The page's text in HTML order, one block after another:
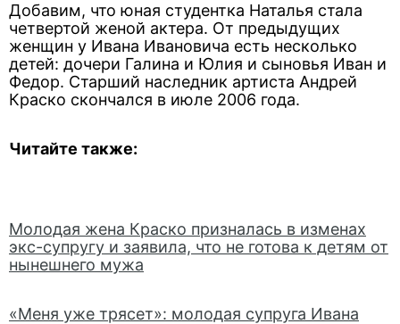
Добавим, что юная студентка Наталья стала
четвертой женой актера. От предыдущих
женщин у Ивана Ивановича есть несколько
детей: дочери Галина и Юлия и сыновья Иван и
Федор. Старший наследник артиста Андрей
Краско скончался в июле 2006 года.
Читайте также:
Молодая жена Краско призналась в изменах
экс-супругу и заявила, что не готова к детям от
нынешнего мужа
«Меня уже трясет»: молодая супруга Ивана